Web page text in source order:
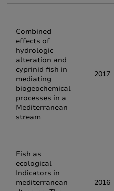
Combined
effects of
hydrologic
alteration and
cyprinid fish in
mediating
biogeochemical
processes in a
Mediterranean
stream
2017
Fish as
ecological
Indicators in
mediterranean
2016